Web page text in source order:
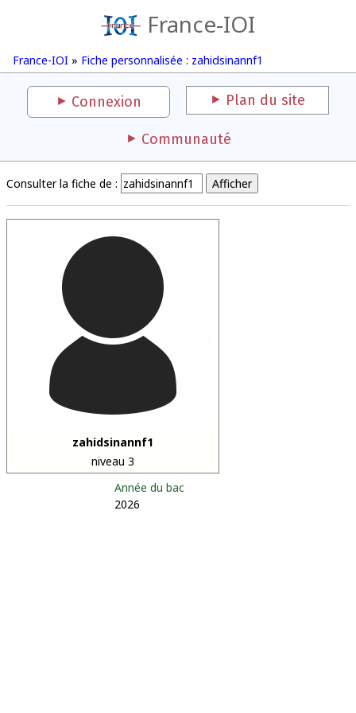
France-IOI
France-IOI » Fiche personnalisée : zahidsinannf1
Connexion Plan du site
Communauté
Consulter la fiche de :
zahidsinannf1
niveau 3
Année du bac
2026